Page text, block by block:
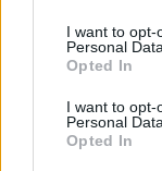
I want to opt-
Personal Data.
Opted In
I want to opt-
Personal
Opted In